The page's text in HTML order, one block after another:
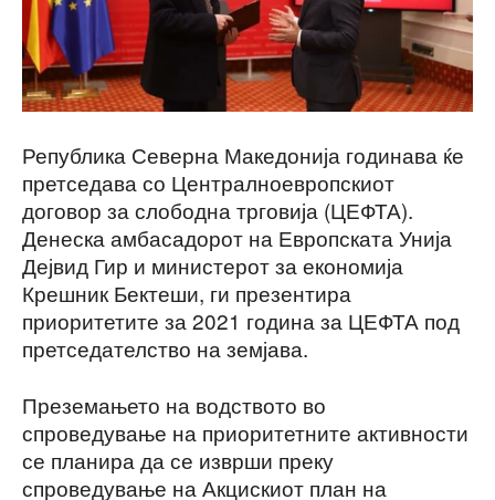
Република Северна Македонија годинава ќе
претседава со Централноевропскиот
договор за слободна трговија (ЦЕФТА).
Денеска амбасадорот на Европската Унија
Дејвид Гир и министерот за економија
Крешник Бектеши, ги презентира
приоритетите за 2021 година за ЦЕФТА под
претседателство на земјава.
Преземањето на водството во
спроведување на приоритетните активности
се планира да се изврши преку
спроведување на Акцискиот план на